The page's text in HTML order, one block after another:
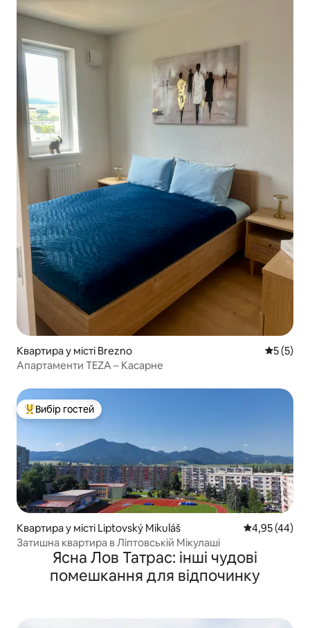
Квартира у місті Brezno Середня
5 (5)
Апартаменти TEZA – Касарне
Топ вибір гостей
Вибір гостей
Квартира у місті Liptovský Mikuláš Середня
4,95 (44)
Затишна квартира в Ліптовській Мікулаші
Ясна Лов Татрас: інші чудові
помешкання для відпочинку